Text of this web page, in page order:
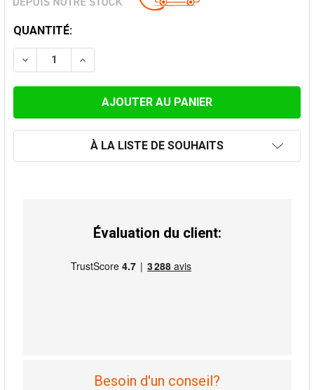
STOCK
ACTUEL:
QUANTITÉ:
DIMINUER LA QUANTITÉ DE ENJOLIVEUR 30-45° POUR
AUGMENTER LA QUANTITÉ DE ENJOLIVEUR
À LA LISTE DE SOUHAITS
Évaluation du client:
Besoin d'un conseil?